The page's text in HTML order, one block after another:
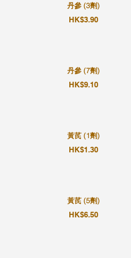
丹參 (3劑)
HK$3.90
丹參 (7劑)
HK$9.10
黃芪 (1劑)
HK$1.30
黃芪 (5劑)
HK$6.50